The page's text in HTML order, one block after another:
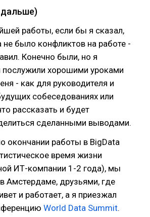
работы, если бы я сказал,
не было конфликтов на работе -
Конечно были, но я
послужили хорошими уроками
- как для руководителя и
собеседованиях или
рассказать и будет
сделанными выводами.
окончании работы в BigData
время жизни
ИТ-компании 1-2 года), мы
Амстердаме, друзьями, где
и работает, а я приезжал
World Data Summit.